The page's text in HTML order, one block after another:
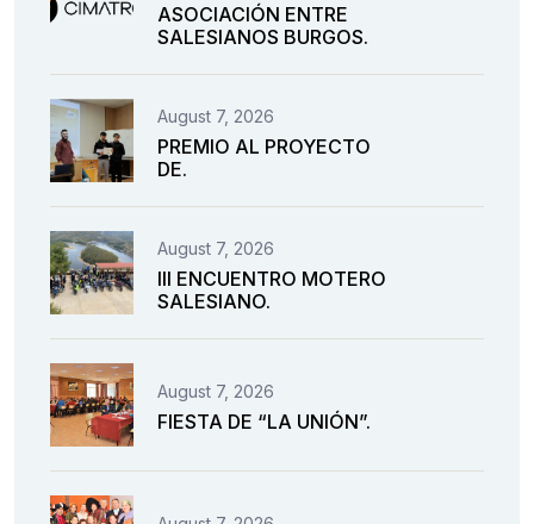
ASOCIACIÓN ENTRE
SALESIANOS BURGOS.
August 7, 2026
PREMIO AL PROYECTO
DE.
August 7, 2026
III ENCUENTRO MOTERO
SALESIANO.
August 7, 2026
FIESTA DE “LA UNIÓN”.